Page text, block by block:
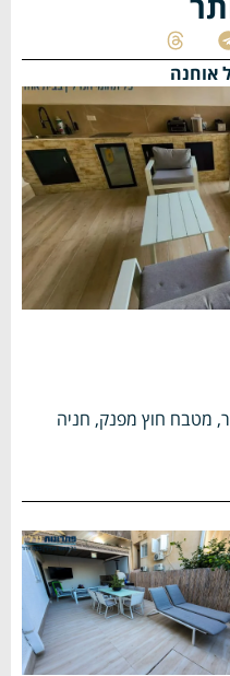
אוחנה
ברמה גבוהה, גינה 50 מ"ר, מטבח חוץ מפנק, חניה